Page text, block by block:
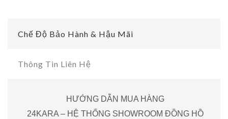
Chế Độ Bảo Hành & Hậu Mãi
Thông Tin Liên Hệ
HƯỚNG DẪN MUA HÀNG
24KARA – HỆ THỐNG SHOWROOM ĐỒNG HỒ